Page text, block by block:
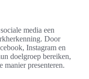
media een
Door
Instagram en
doelgroep bereiken,
manier presenteren.